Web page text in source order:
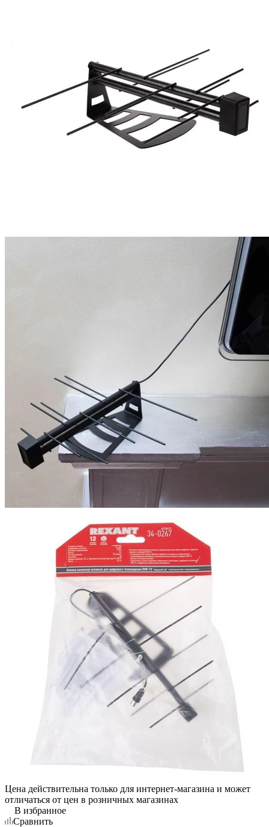
Цена действительна только для интернет-магазина и может
отличаться от цен в розничных магазинах
В избранное
Сравнить